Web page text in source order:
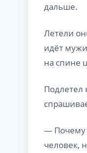
дальше.
Летели
идёт
на спине
Подлетел
— Почему
человек,